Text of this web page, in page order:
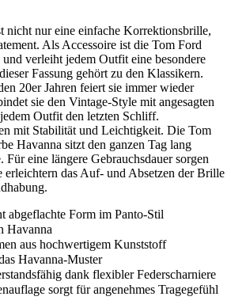
nicht nur eine einfache Korrektionsbrille,
Als Accessoire ist die Tom Ford
verleiht jedem Outfit eine besondere
Fassung gehört zu den Klassikern.
20er Jahren feiert sie immer wieder
sie den Vintage-Style mit angesagten
Outfit den letzten Schliff.
mit Stabilität und Leichtigkeit. Die Tom
Havanna sitzt den ganzen Tag lang
Für eine längere Gebrauchsdauer sorgen
erleichtern das Auf- und Absetzen der Brille
abgeflachte Form im Panto-Stil
Havanna
aus hochwertigem Kunststoff
Havanna-Muster
dank flexibler Federscharniere
sorgt für angenehmes Tragegefühl